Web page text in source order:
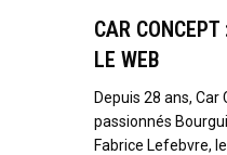
CAR CONCEPT
LE WEB
Depuis 28 ans,
passionnés
Fabrice Lefebvre,